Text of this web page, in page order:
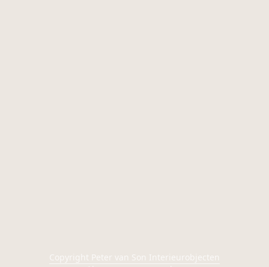
Copyright Peter van Son Interieurobjecten